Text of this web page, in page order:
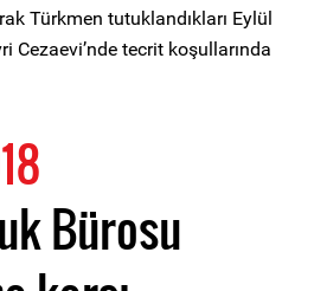
Türkmen tutuklandıkları Eylül
Cezaevi’nde tecrit koşullarında
Bürosu